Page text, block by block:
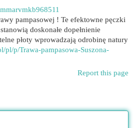
pampasowej ! Te efektowne pęczki
doskonałe dopełnienie
płoty wprowadzają odrobinę natury
pl/p/Trawa-pampasowa-Suszona-
Report this page